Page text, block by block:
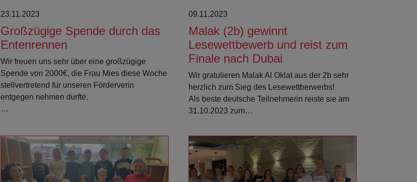
23.11.2023
Großzügige Spende durch das
Entenrennen
Wir freuen uns sehr über eine großzügige
Spende von 2000€, die Frau Mies diese Woche
stellvertretend für unseren Förderverin
entgegen nehmen durfte.
…
09.11.2023
Malak (2b) gewinnt
Lesewettbewerb und reist zum
Finale nach Dubai
Wir gratulieren Malak Al Oklat aus der 2b sehr
herzlich zum Sieg des Lesewettberwerbs!
Als beste deutsche Teilnehmerin reiste sie am
31.10.2023 zum…